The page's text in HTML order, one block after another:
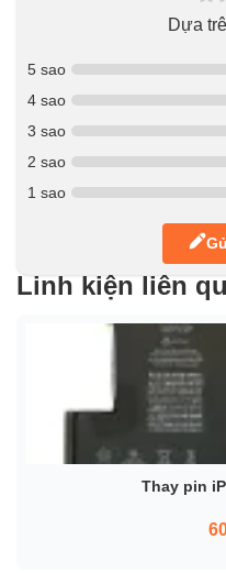
Dựa
5 sao
4 sao
3 sao
2 sao
1 sao
Linh kiện liên
Thay pin